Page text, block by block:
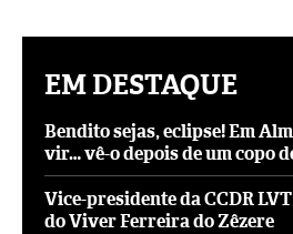
EM DESTAQUE
Bendito sejas, eclipse! Em
vir… vê-o depois de um copo
Vice-presidente da CCDR
do Viver Ferreira do Zêzere